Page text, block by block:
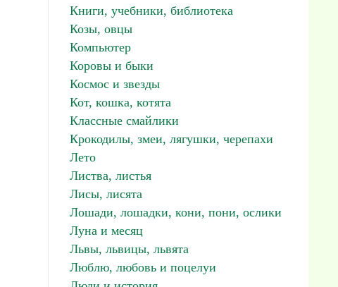
Книги, учебники, библиотека
Козы, овцы
Компьютер
Коровы и быки
Космос и звезды
Кот, кошка, котята
Классные смайлики
Крокодилы, змеи, лягушки, черепахи
Лето
Листва, листья
Лисы, лисята
Лошади, лошадки, кони, пони, ослики
Луна и месяц
Львы, львицы, львята
Люблю, любовь и поцелуи